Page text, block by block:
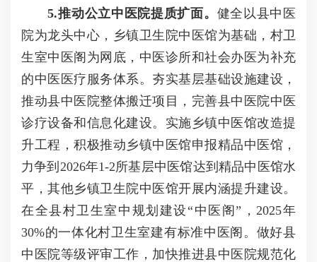
5.推动公立中医院提质扩面。 健全以县中医
院为龙头中心，乡镇卫生院中医馆为基础，村卫
生室中医阁为网底，中医诊所和社会办医为补充
的中医医疗服务体系。夯实基层基础设施建设，
推动县中医院整体搬迁项目，完善县中医院中医
诊疗设备和信息化建设。实施乡镇中医馆改造提
升工程，积极推动乡镇中医馆申报精品中医馆，
力争到2026年1-2所基层中医馆达到精品中医馆水
平，其他乡镇卫生院中医馆开展内涵提升建设。
在全县村卫生室中规划建设“中医阁”，2025年
30%的一体化村卫生室建有标准中医阁。做好县
中医院等级评审工作，加快推进县中医院规范化